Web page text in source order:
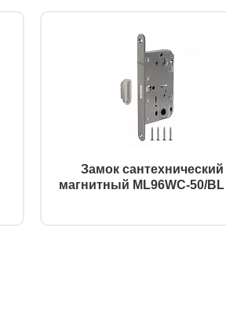
Замок сантехнический
магнитный ML96WC-50/BL